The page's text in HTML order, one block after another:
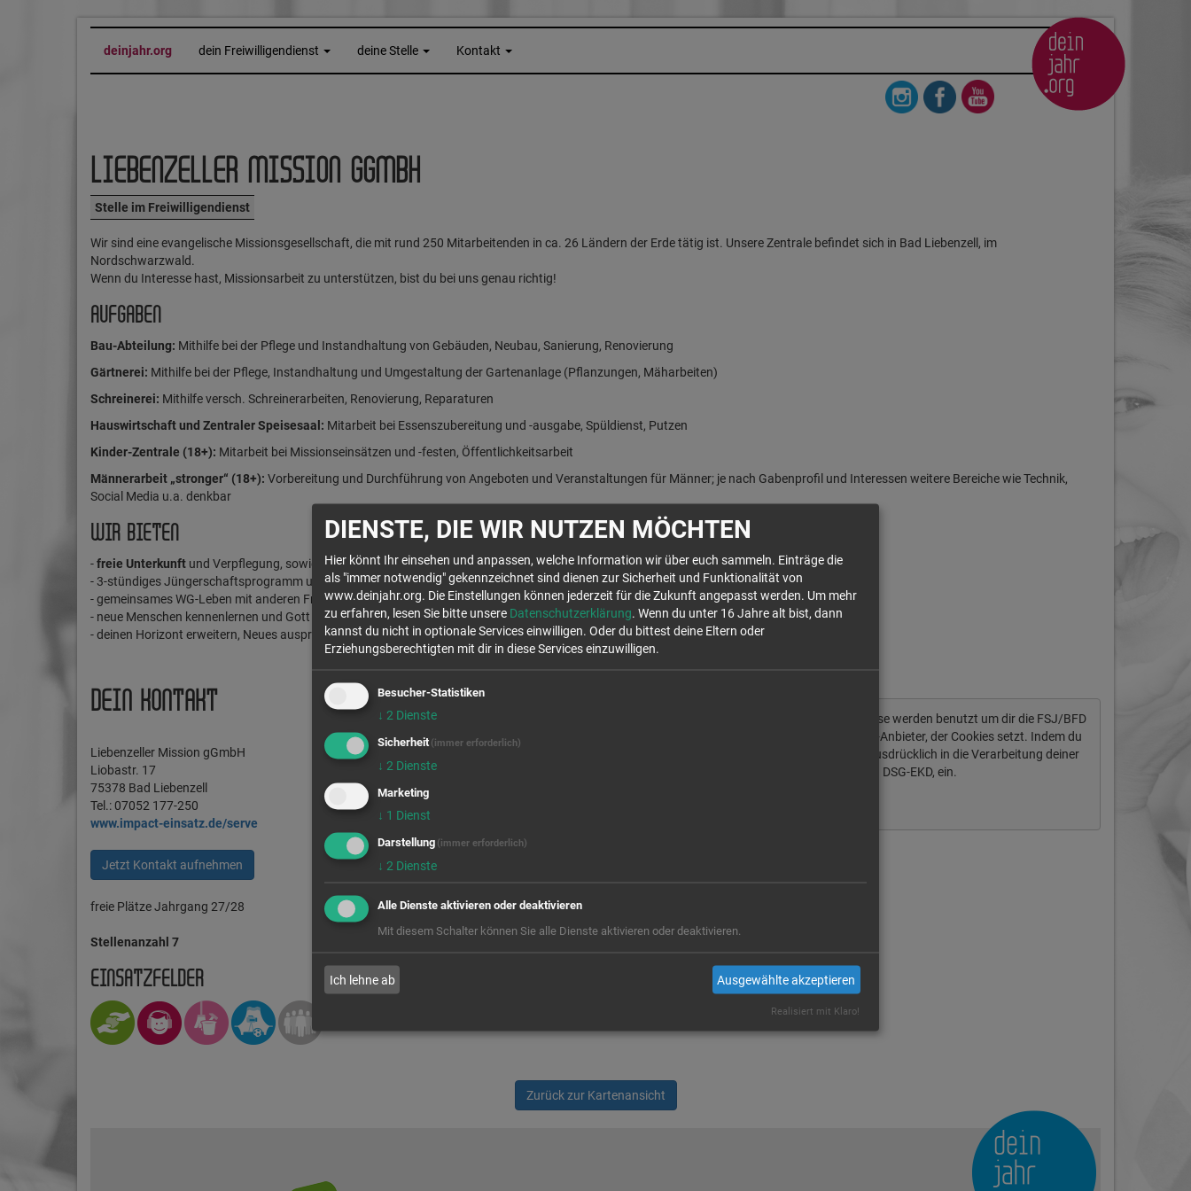
deinjahr.org dein Freiwilligendienst deine Stelle Kontakt
LIEBENZELLER MISSION GGMBH
Stelle im Freiwilligendienst
Wir sind eine evangelische Missionsgesellschaft, die mit rund 250 Mitarbeitenden in ca. 26 Ländern der Erde tätig ist. Unsere Zentrale befindet sich in Bad Liebenzell, im
Nordschwarzwald.
Wenn du Interesse hast, Missionsarbeit zu unterstützen, bist du bei uns genau richtig!
AUFGABEN
Bau-Abteilung: Mithilfe bei der Pflege und Instandhaltung von Gebäuden, Neubau, Sanierung, Renovierung
Gärtnerei: Mithilfe bei der Pflege, Instandhaltung und Umgestaltung der Gartenanlage (Pflanzungen, Mäharbeiten)
Schreinerei: Mithilfe versch. Schreinerarbeiten, Renovierung, Reparaturen
Hauswirtschaft und Zentraler Speisesaal: Mitarbeit bei Essenszubereitung und -ausgabe, Spüldienst, Putzen
Kinder-Zentrale (18+): Mitarbeit bei Missionseinsätzen und -festen, Öffentlichkeitsarbeit
Männerarbeit „stronger“ (18+): Vorbereitung und Durchführung von Angeboten und Veranstaltungen für Männer; je nach Gabenprofil und Interessen weitere Bereiche wie Technik,
Social Media u.a. denkbar
WIR BIETEN
-freie Unterkunft und Verpflegung, sowie Taschengeld
- 3-stündiges Jüngerschaftsprogramm und Mentoringangebot
- gemeinsames WG-Leben mit anderen Freiwilligen
- neue Menschen kennenlernen und Gott begegnen
- deinen Horizont erweitern, Neues ausprobieren und Orientierung bekommen
DEIN KONTAKT
Liebenzeller Mission gGmbH
Liobastr. 17
75378 Bad Liebenzell
Tel.: 07052 177-250
www.impact-einsatz.de/serve
Jetzt Kontakt aufnehmen
freie Plätze Jahrgang 27/28
Stellenanzahl 7
EINSATZFELDER
Wir rufen für dich von OpenStreetMap.org Kartendaten ab. Diese werden benutzt um dir die FSJ/BFD
Stellen auf der Karte anzuzeigen. Es handelt sich um einen US-Anbieter, der Cookies setzt. Indem du
die Verwendung dieser Cookies zustimmst, willigst du auch ausdrücklich in die Verarbeitung deiner
Daten in den USA, laut § 10 Abs. 2 Nr. 1 DSG-EKD, ein.
Zurück zur Kartenansicht
DIENSTE, DIE WIR NUTZEN MÖCHTEN
Hier könnt Ihr einsehen und anpassen, welche Information wir über euch sammeln. Einträge die
als "immer notwendig" gekennzeichnet sind dienen zur Sicherheit und Funktionalität von
www.deinjahr.org. Die Einstellungen können jederzeit für die Zukunft angepasst werden. Um mehr
zu erfahren, lesen Sie bitte unsere Datenschutzerklärung. Wenn du unter 16 Jahre alt bist, dann
kannst du nicht in optionale Services einwilligen. Oder du bittest deine Eltern oder
Erziehungsberechtigten mit dir in diese Services einzuwilligen.
Besucher-Statistiken
↓ 2 Dienste
Sicherheit (immer erforderlich)
↓ 2 Dienste
Marketing
↓ 1 Dienst
Darstellung (immer erforderlich)
↓ 2 Dienste
Alle Dienste aktivieren oder deaktivieren
Mit diesem Schalter können Sie alle Dienste aktivieren oder deaktivieren.
Ich lehne ab Ausgewählte akzeptieren
Realisiert mit Klaro!